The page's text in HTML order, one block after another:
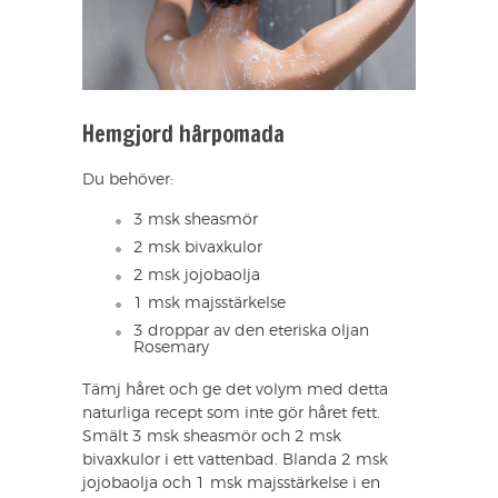
Hemgjord hårpomada
Du behöver:
3 msk sheasmör
2 msk bivaxkulor
2 msk jojobaolja
1 msk majsstärkelse
3 droppar av den eteriska oljan
Rosemary
Tämj håret och ge det volym med detta
naturliga recept som inte gör håret fett.
Smält 3 msk sheasmör och 2 msk
bivaxkulor i ett vattenbad. Blanda 2 msk
jojobaolja och 1 msk majsstärkelse i en